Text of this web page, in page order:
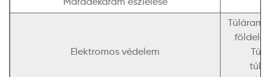
Maradékáram észlelése
Elektromos védelem
Túláram
túl-/